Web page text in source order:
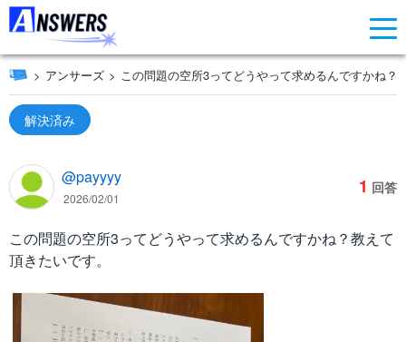
アンサーズ この問題の空所3ってどうやって求めるんですかね？
解決済み
@payyyy
2026/02/01
1 回答
この問題の空所3ってどうやって求めるんですかね？教えて
頂きたいです。